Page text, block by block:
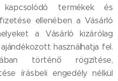
kapcsolódó termékek és
ellenében a Vásárló
a Vásárló kizárólag
használhatja fel.
történő rögzítése,
írásbeli engedély nélkül